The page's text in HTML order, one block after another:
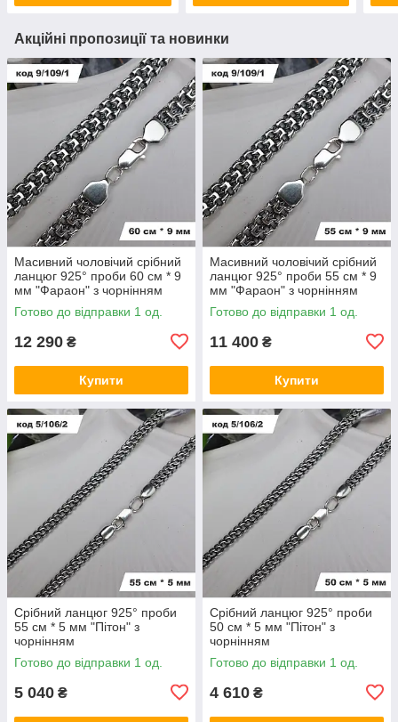
Акційні пропозиції та новинки
Масивний чоловічий срібний
ланцюг 925° проби 60 см * 9
мм "Фараон" з чорнінням
Готово до відправки 1 од.
12 290 ₴
Купити
Масивний чоловічий срібний
ланцюг 925° проби 55 см * 9
мм "Фараон" з чорнінням
Готово до відправки 1 од.
11 400 ₴
Купити
Срібний ланцюг 925° проби
55 см * 5 мм "Пітон" з
чорнінням
Готово до відправки 1 од.
5 040 ₴
Срібний ланцюг 925° проби
50 см * 5 мм "Пітон" з
чорнінням
Готово до відправки 1 од.
4 610 ₴